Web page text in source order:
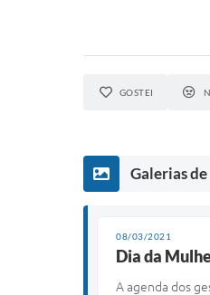
GOSTEI
Galerias
08/03/2021
Dia da
A agenda dos